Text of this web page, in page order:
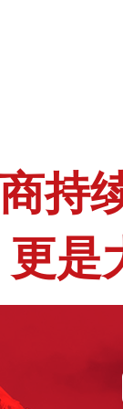
持
更是